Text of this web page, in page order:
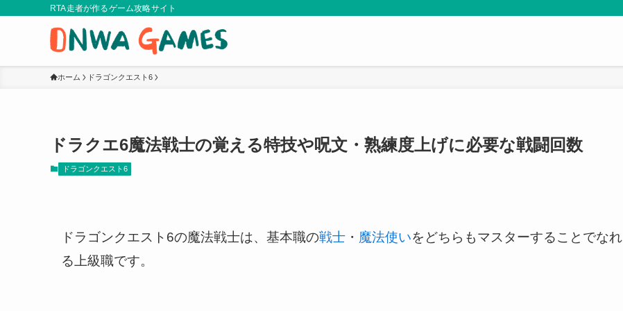
RTA走者が作るゲーム攻略サイト
ホーム ドラゴンクエスト6
ドラクエ6魔法戦士の覚える特技や呪文・熟練度上げに必要な戦闘回数
ドラゴンクエスト6
ドラゴンクエスト6の魔法戦士は、基本職の戦士 ・ 魔法使いをどちらもマスターすることでなれ
る上級職です。